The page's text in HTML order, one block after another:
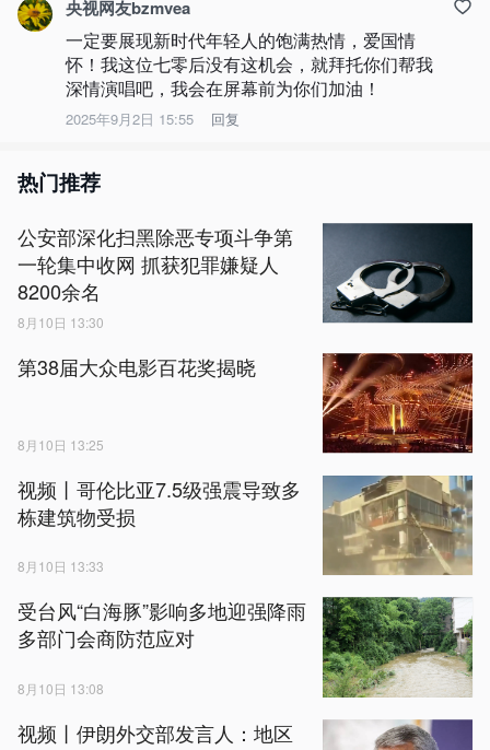
央视网友bzmvea
一定要展现新时代年轻人的饱满热情，爱国情
怀！我这位七零后没有这机会，就拜托你们帮我
深情演唱吧，我会在屏幕前为你们加油！
2025年9月2日 15:55 回复
热门推荐
公安部深化扫黑除恶专项斗争第
一轮集中收网 抓获犯罪嫌疑人
8200余名
8月10日 13:30
第38届大众电影百花奖揭晓
8月10日 13:25
视频丨哥伦比亚7.5级强震导致多
栋建筑物受损
8月10日 13:33
受台风“白海豚”影响多地迎强降雨
多部门会商防范应对
8月10日 13:08
视频丨伊朗外交部发言人：地区